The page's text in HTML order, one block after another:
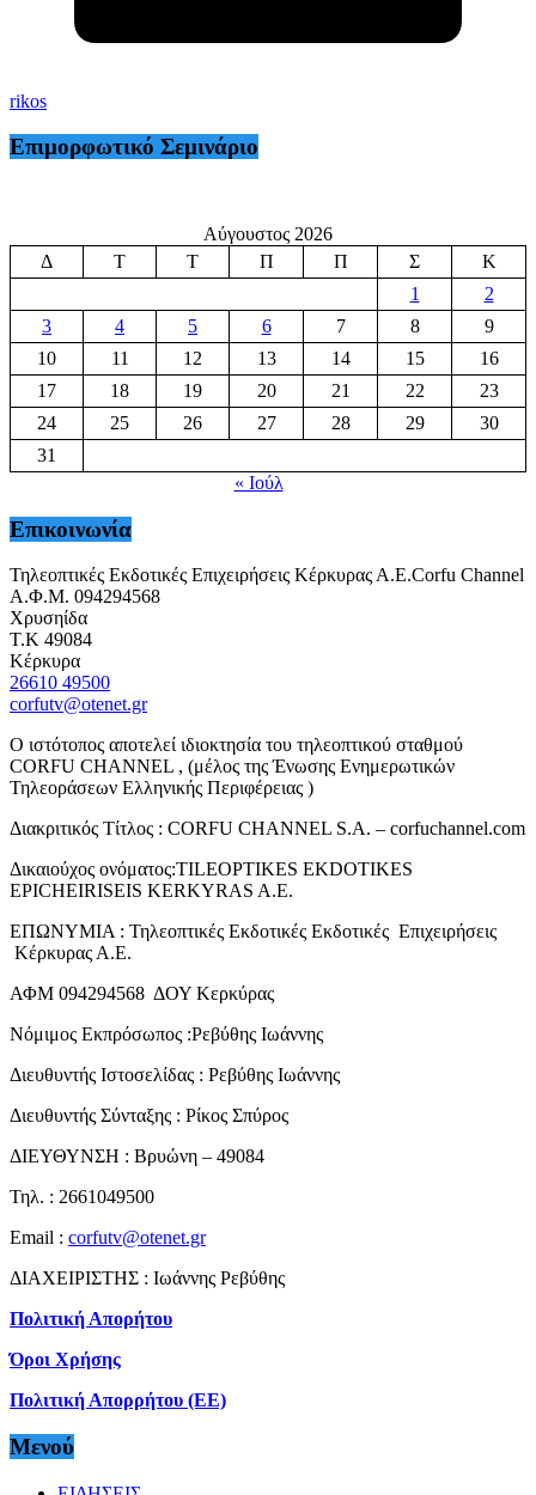
rikos
Επιμορφωτικό Σεμινάριο
Αύγουστος 2026
Δ
Τ Τ Π Π Σ
Κ
1
2
3
4 5 6 7 8
9
10
11 12 13 14 15
16
17
18 19 20 21 22
23
24
25 26 27 28 29
30
31
« Ιούλ
Επικοινωνία
Τηλεοπτικές Εκδοτικές Επιχειρήσεις Κέρκυρας Α.Ε.Corfu Channel
Α.Φ.Μ. 094294568
Χρυσηίδα
Τ.Κ 49084
Κέρκυρα
26610 49500
corfutv@otenet.gr
Ο ιστότοπος αποτελεί ιδιοκτησία του τηλεοπτικού σταθμού
CORFU CHANNEL , (μέλος της Ένωσης Ενημερωτικών
Τηλεοράσεων Ελληνικής Περιφέρειας )
Διακριτικός Τίτλος : CORFU CHANNEL S.A. – corfuchannel.com
Δικαιούχος ονόματος:TILEOPTIKES EKDOTIKES
EPICHEIRISEIS KERKYRAS A.E.
ΕΠΩΝΥΜΙΑ : Τηλεοπτικές Εκδοτικές Εκδοτικές Επιχειρήσεις
Κέρκυρας Α.Ε.
ΑΦΜ 094294568 ΔΟΥ Κερκύρας
Νόμιμος Εκπρόσωπος :Ρεβύθης Ιωάννης
Διευθυντής Ιστοσελίδας : Ρεβύθης Ιωάννης
Διευθυντής Σύνταξης : Ρίκος Σπύρος
ΔΙΕΥΘΥΝΣΗ : Βρυώνη – 49084
Τηλ. : 2661049500
Email : corfutv@otenet.gr
ΔΙΑΧΕΙΡΙΣΤΗΣ : Ιωάννης Ρεβύθης
Πολιτική Απορήτου
Όροι Χρήσης
Πολιτική Απορρήτου (ΕΕ)
Μενού